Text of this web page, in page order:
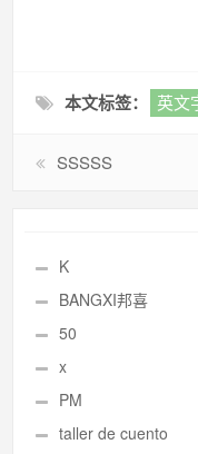
本文标签： 英文
SSSSS
K
BANGXI邦喜
50
x
PM
taller de cuento